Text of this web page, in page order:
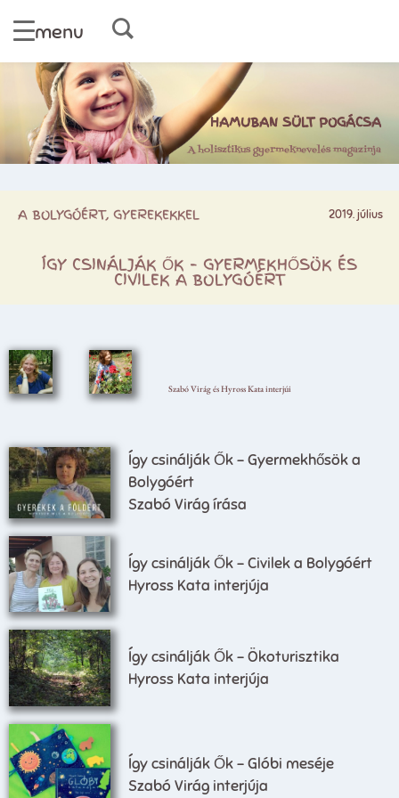
menu
HAMUBAN SÜLT POGÁCSA
A holisztikus gyermeknevelés magazinja
A BOLYGÓÉRT, GYEREKEKKEL 2019. július
ÍGY CSINÁLJÁK ŐK – GYERMEKHŐSÖK ÉS
CIVILEK A BOLYGÓÉRT
Szabó Virág és Hyross Kata interjúi
Így csinálják Ők – Gyermekhősök a
Bolygóért
Szabó Virág írása
Így csinálják Ők – Civilek a Bolygóért
Hyross Kata interjúja
Így csinálják Ők – Ökoturisztika
Hyross Kata interjúja
Így csinálják Ők – Glóbi meséje
Szabó Virág interjúja